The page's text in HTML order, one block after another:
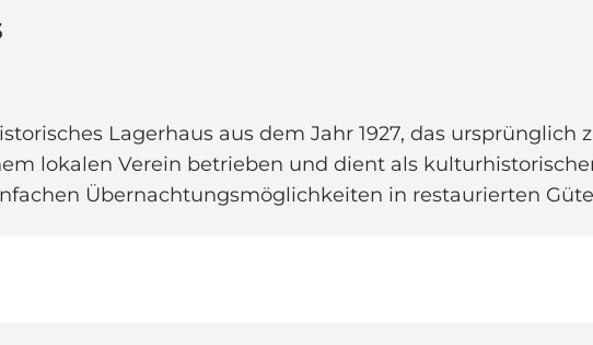
Lagerhaus aus dem Jahr 1927, das
lokalen Verein betrieben und dient als
Übernachtungsmöglichkeiten in restaurierten